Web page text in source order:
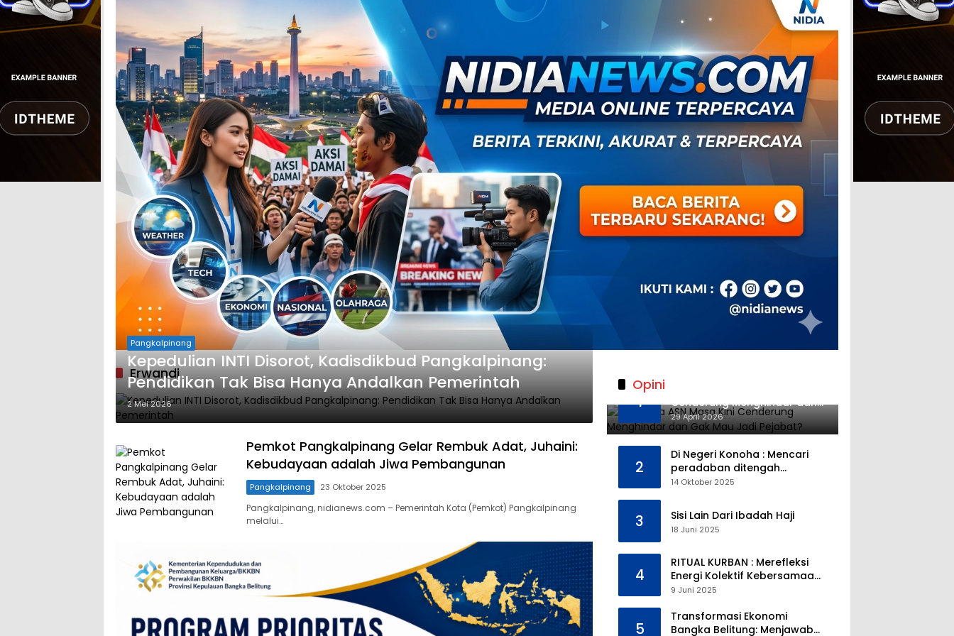
Erwandi
Pangkalpinang
Kepedulian INTI Disorot, Kadisdikbud Pangkalpinang:
Pendidikan Tak Bisa Hanya Andalkan Pemerintah
2 Mei 2026
Pemkot Pangkalpinang Gelar Rembuk Adat, Juhaini:
Kebudayaan adalah Jiwa Pembangunan
Pangkalpinang 23 Oktober 2025
Pangkalpinang, nidianews.com – Pemerintah Kota (Pemkot) Pangkalpinang
melalui…
Opini
1
Cenderung Menghindar dan
Gak Mau Jadi Pejabat?
29 April 2026
2
Di Negeri Konoha : Mencari
peradaban ditengah
kekosongan pendidikan
14 Oktober 2025
3 Sisi Lain Dari Ibadah Haji
18 Juni 2025
4
RITUAL KURBAN : Merefleksi
Energi Kolektif Kebersamaan
dan Mengeliminasi Sifat
9 Juni 2025
5
Transformasi Ekonomi
Bangka Belitung: Menjawab